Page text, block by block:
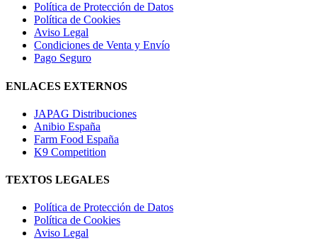
Política de Protección de Datos
Política de Cookies
Aviso Legal
Condiciones de Venta y Envío
Pago Seguro
ENLACES EXTERNOS
JAPAG Distribuciones
Anibio España
Farm Food España
K9 Competition
TEXTOS LEGALES
Política de Protección de Datos
Política de Cookies
Aviso Legal